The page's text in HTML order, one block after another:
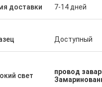
оборот заказанн срочный.
повторения она знала наши
меня спрашивая. Тщательно
общаться с ей и
доставки 7-14 дней
Доступный
свет провод